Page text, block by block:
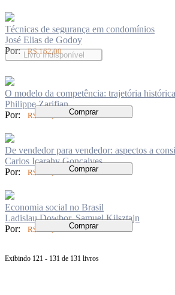
Técnicas de segurança em condomínios
José Elias de Godoy
Por:
R$ 162,00
Livro Indisponível
O modelo da competência: trajetória
Philippe Zarifian
Por:
R$ 110,00 Comprar
De vendedor para vendedor: aspectos a
Carlos Icarahy Gonçalves
Por:
R$ 140,00 Comprar
Economia social no Brasil
Ladislau Dowbor, Samuel Kilsztajn
Por:
R$ 115,00 Comprar
Exibindo 121 - 131 de 131 livros